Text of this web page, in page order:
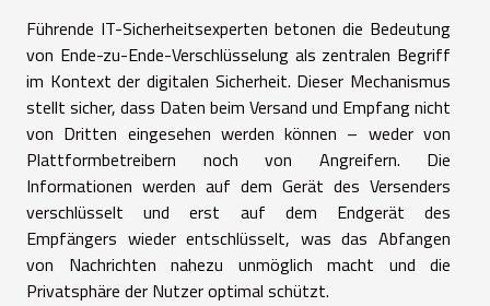
Führende IT-Sicherheitsexperten betonen die Bedeutung
von Ende-zu-Ende-Verschlüsselung als zentralen Begriff
im Kontext der digitalen Sicherheit. Dieser Mechanismus
stellt sicher, dass Daten beim Versand und Empfang nicht
von Dritten eingesehen werden können – weder von
Plattformbetreibern noch von Angreifern. Die
Informationen werden auf dem Gerät des Versenders
verschlüsselt und erst auf dem Endgerät des
Empfängers wieder entschlüsselt, was das Abfangen
von Nachrichten nahezu unmöglich macht und die
Privatsphäre der Nutzer optimal schützt.